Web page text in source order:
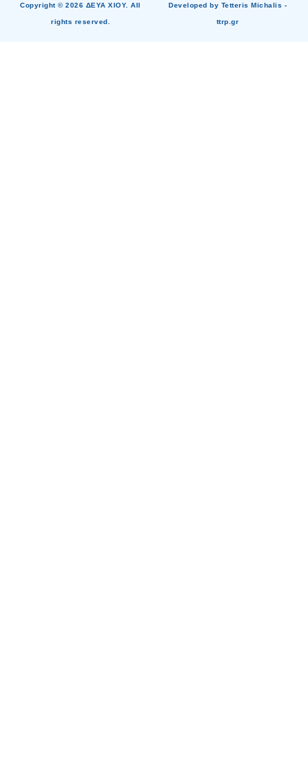
Copyright © 2026 ΔΕΥΑ ΧΙΟΥ. All
rights reserved.
Developed by Tetteris Michalis -
ttrp.gr